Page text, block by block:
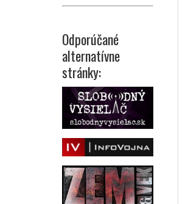
Odporúčané
alternatívne
stránky: